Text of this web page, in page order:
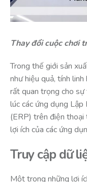
Thay đổi cuộc chơi
Trong thế giới sản
như hiệu quả, tính
rất quan trọng cho
lúc các ứng dụng Lập
(ERP) trên điện
lợi ích của các ứng
Truy cập dữ
Một trong những lợi